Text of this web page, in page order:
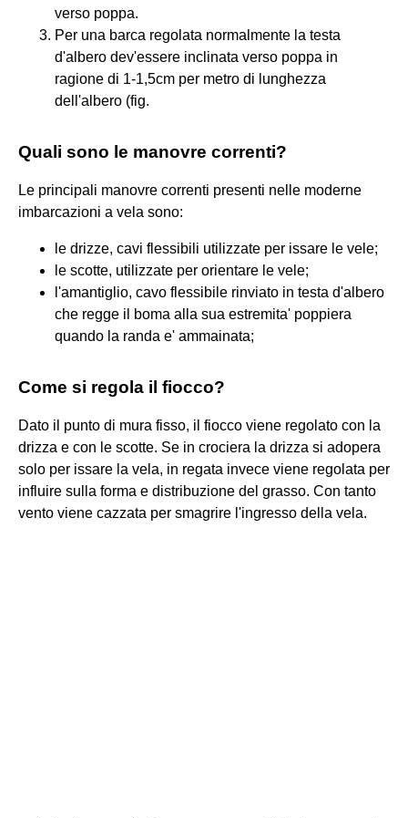
verso poppa.
Per una barca regolata normalmente la testa
d'albero dev'essere inclinata verso poppa in
ragione di 1-1,5cm per metro di lunghezza
dell'albero (fig.
Quali sono le manovre correnti?
Le principali manovre correnti presenti nelle moderne
imbarcazioni a vela sono:
le drizze, cavi flessibili utilizzate per issare le vele;
le scotte, utilizzate per orientare le vele;
l'amantiglio, cavo flessibile rinviato in testa d'albero
che regge il boma alla sua estremita' poppiera
quando la randa e' ammainata;
Come si regola il fiocco?
Dato il punto di mura fisso, il fiocco viene regolato con la
drizza e con le scotte. Se in crociera la drizza si adopera
solo per issare la vela, in regata invece viene regolata per
influire sulla forma e distribuzione del grasso. Con tanto
vento viene cazzata per smagrire l'ingresso della vela.